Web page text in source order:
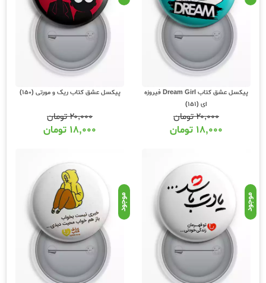
پیکسل عشق کتاب Dream Girl فیروزه
ای (151)
۲۰,۰۰۰تومان
۱۸,۰۰۰ تومان
پیکسل عشق کتاب ریک و مورتی (150)
۲۰,۰۰۰تومان
۱۸,۰۰۰ تومان
موجود موجود